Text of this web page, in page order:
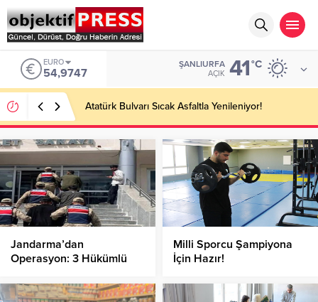
EURO
54,9747
ŞANLIURFA
AÇIK 41°C
Atatürk Bulvarı Sıcak Asfaltla Yenileniyor!
Jandarma’dan
Operasyon: 3 Hükümlü
Milli Sporcu Şampiyona
İçin Hazır!